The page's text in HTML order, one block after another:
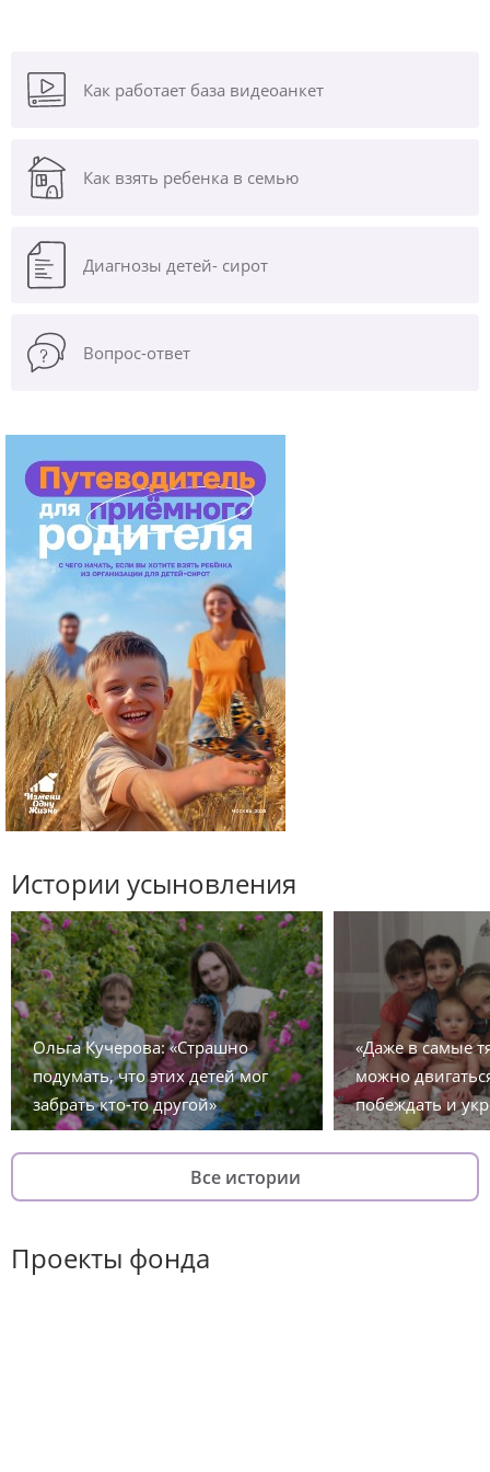
Как работает база видеоанкет
Как взять ребенка в семью
Диагнозы детей- сирот
Вопрос-ответ
Истории усыновления
Ольга Кучерова: «Страшно
подумать, что этих детей мог
забрать кто-то другой»
«Даже в самые
можно
побеждать и
Все истории
Проекты фонда